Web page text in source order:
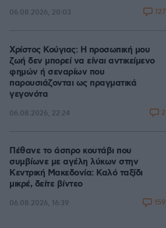
06.08.2026, 20:03 127
Χρίστος Κούγιας: Η προσωπική μου
ζωή δεν μπορεί να είναι αντικείμενο
φημών ή σεναρίων που
παρουσιάζονται ως πραγματικά
γεγονότα
06.08.2026, 22:24 2
Πέθανε το άσπρο κουτάβι που
συμβίωνε με αγέλη λύκων στην
Κεντρική Μακεδονία: Καλό ταξίδι
μικρέ, δείτε βίντεο
06.08.2026, 16:39 159